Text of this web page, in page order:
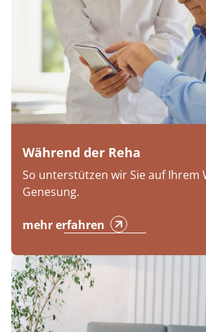
Während der Reha
So unterstützen wir Sie auf Ihrem
Genesung.
mehr erfahren